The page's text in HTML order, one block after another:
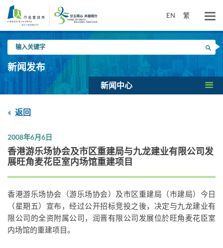
要
EN 繁
入
关
键
搜寻
新闻发布
新闻中心
返回
2008年6月6日
香港游乐场协会及市区重建局与九龙建业有限公司发
展旺角麦花臣室内场馆重建项目
香港游乐场协会（游乐场协会）及市区重建局（市建局）今日
（星期五）宣布，经过公开招标竞投之後，决定与九龙建业有
限公司的全资附属公司，润晋有限公司发展位於旺角麦花臣室
内场馆的重建项目。